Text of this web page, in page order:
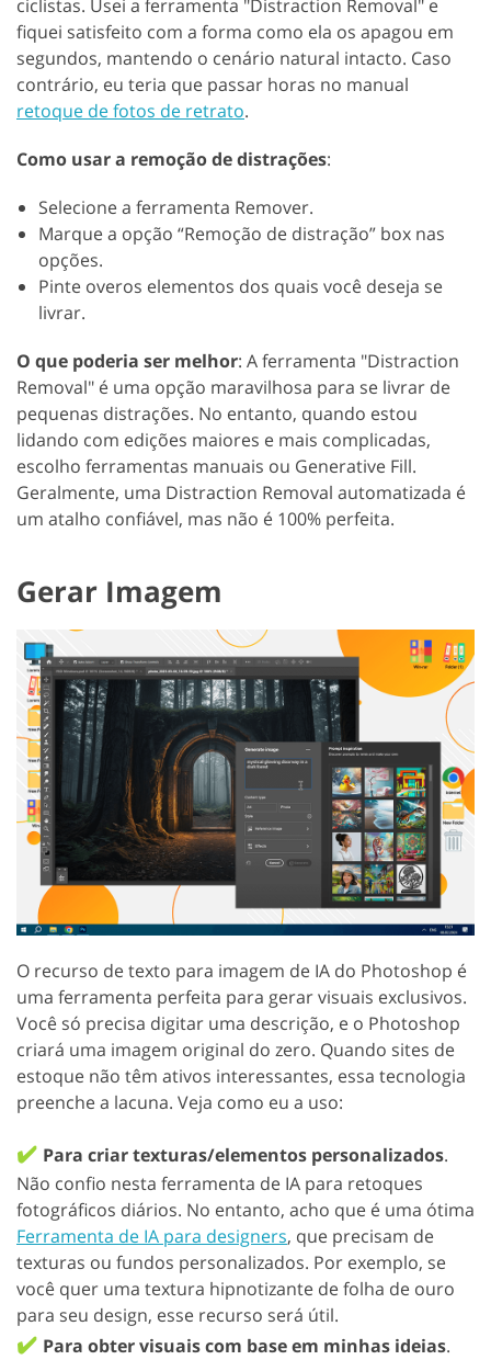
ciclistas. Usei a ferramenta "Distraction Removal" e
fiquei satisfeito com a forma como ela os apagou em
segundos, mantendo o cenário natural intacto. Caso
contrário, eu teria que passar horas no manual
retoque de fotos de retrato.
Como usar a remoção de distrações:
Selecione a ferramenta Remover.
Marque a opção “Remoção de distração” box nas
opções.
Pinte overos elementos dos quais você deseja se
livrar.
O que poderia ser melhor: A ferramenta "Distraction
Removal" é uma opção maravilhosa para se livrar de
pequenas distrações. No entanto, quando estou
lidando com edições maiores e mais complicadas,
escolho ferramentas manuais ou Generative Fill.
Geralmente, uma Distraction Removal automatizada é
um atalho confiável, mas não é 100% perfeita.
Gerar Imagem
O recurso de texto para imagem de IA do Photoshop é
uma ferramenta perfeita para gerar visuais exclusivos.
Você só precisa digitar uma descrição, e o Photoshop
criará uma imagem original do zero. Quando sites de
estoque não têm ativos interessantes, essa tecnologia
preenche a lacuna. Veja como eu a uso:
✔️ Para criar texturas/elementos personalizados.
Não confio nesta ferramenta de IA para retoques
fotográficos diários. No entanto, acho que é uma ótima
Ferramenta de IA para designers, que precisam de
texturas ou fundos personalizados. Por exemplo, se
você quer uma textura hipnotizante de folha de ouro
para seu design, esse recurso será útil.
✔️ Para obter visuais com base em minhas ideias.